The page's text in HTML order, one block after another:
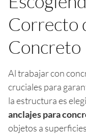
Correcto
Concreto
Al trabajar con
cruciales para
la estructura es
anclajes para
objetos a